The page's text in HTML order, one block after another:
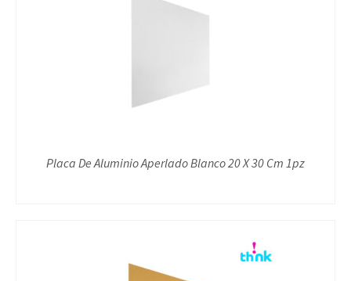
Placa De Aluminio Aperlado Blanco 20 X 30 Cm 1pz